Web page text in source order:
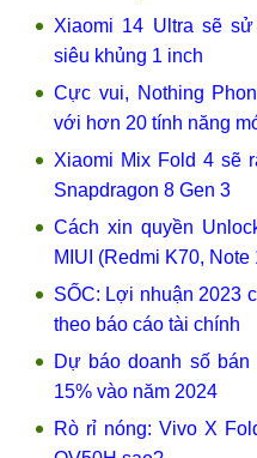
Xiaomi 14 Ultra sẽ
siêu khủng 1 inch
Cực vui, Nothing
với hơn 20 tính năng
Xiaomi Mix Fold 4 sẽ
Snapdragon 8 Gen 3
Cách xin quyền
MIUI (Redmi K70,
SỐC: Lợi nhuận 2023
theo báo cáo tài chính
Dự báo doanh số
15% vào năm 2024
Rò rỉ nóng: Vivo X